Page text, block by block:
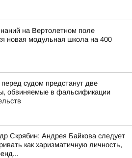
на Вертолетном поле
новая модульная школа на 400
судом предстанут две
обвиняемые в фальсификации
Скрябин: Андрея Байкова следует
как харизматичную личность,